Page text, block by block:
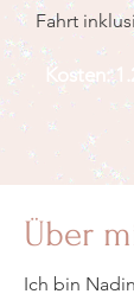
Fahrt
Kosten:
Über
Ich bin